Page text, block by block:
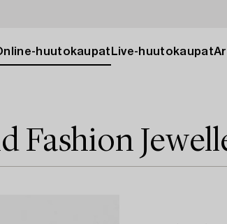
huutokaupat Live-huutokaupat
Fashion